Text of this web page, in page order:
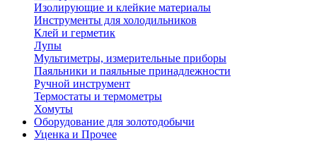
Изолирующие и клейкие материалы
Инструменты для холодильников
Клей и герметик
Лупы
Мультиметры, измерительные приборы
Паяльники и паяльные принадлежности
Ручной инструмент
Термостаты и термометры
Хомуты
Оборудование для золотодобычи
Уценка и Прочее